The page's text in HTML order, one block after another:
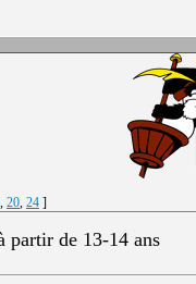
, 20, 24 ]
partir de 13-14 ans